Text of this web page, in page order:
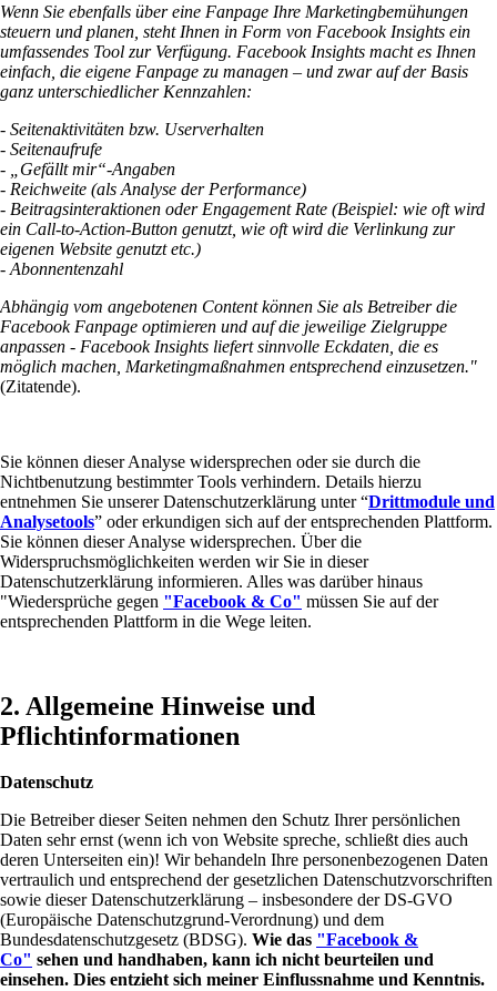
Wenn Sie ebenfalls über eine Fanpage Ihre Marketingbemühungen
steuern und planen, steht Ihnen in Form von Facebook Insights ein
umfassendes Tool zur Verfügung. Facebook Insights macht es Ihnen
einfach, die eigene Fanpage zu managen – und zwar auf der Basis
ganz unterschiedlicher Kennzahlen:
- Seitenaktivitäten bzw. Userverhalten
- Seitenaufrufe
- „Gefällt mir“-Angaben
- Reichweite (als Analyse der Performance)
- Beitragsinteraktionen oder Engagement Rate (Beispiel: wie oft wird
ein Call-to-Action-Button genutzt, wie oft wird die Verlinkung zur
eigenen Website genutzt etc.)
- Abonnentenzahl
Abhängig vom angebotenen Content können Sie als Betreiber die
Facebook Fanpage optimieren und auf die jeweilige Zielgruppe
anpassen - Facebook Insights liefert sinnvolle Eckdaten, die es
möglich machen, Marketingmaßnahmen entsprechend einzusetzen."
(Zitatende).
Sie können dieser Analyse widersprechen oder sie durch die
Nichtbenutzung bestimmter Tools verhindern. Details hierzu
entnehmen Sie unserer Datenschutzerklärung unter “Drittmodule und
Analysetools” oder erkundigen sich auf der entsprechenden Plattform.
Sie können dieser Analyse widersprechen. Über die
Widerspruchsmöglichkeiten werden wir Sie in dieser
Datenschutzerklärung informieren. Alles was darüber hinaus
"Wiedersprüche gegen "Facebook & Co" müssen Sie auf der
entsprechenden Plattform in die Wege leiten.
2. Allgemeine Hinweise und
Pflichtinformationen
Datenschutz
Die Betreiber dieser Seiten nehmen den Schutz Ihrer persönlichen
Daten sehr ernst (wenn ich von Website spreche, schließt dies auch
deren Unterseiten ein)! Wir behandeln Ihre personenbezogenen Daten
vertraulich und entsprechend der gesetzlichen Datenschutzvorschriften
sowie dieser Datenschutzerklärung – insbesondere der DS-GVO
(Europäische Datenschutzgrund-Verordnung) und dem
Bundesdatenschutzgesetz (BDSG). Wie das "Facebook &
Co" sehen und handhaben, kann ich nicht beurteilen und
einsehen. Dies entzieht sich meiner Einflussnahme und Kenntnis.